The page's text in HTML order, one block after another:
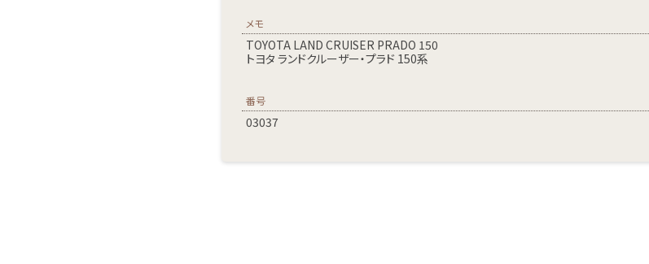
メモ
TOYOTA LAND CRUISER PRADO 150
トヨタ ランドクルーザー・プラド 150系
番号
03037